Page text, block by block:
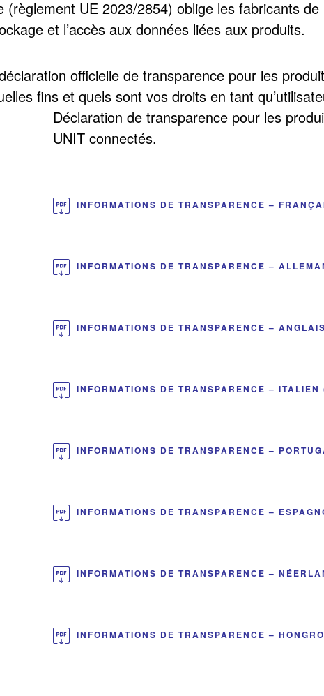
(règlement UE 2023/2854) oblige les fabricants
et l’accès aux données liées aux produits.
officielle de transparence pour les
fins et quels sont vos droits en tant
Déclaration de transparence pour les
UNIT connectés.
INFORMATIONS DE TRANSPARENCE –
INFORMATIONS DE TRANSPARENCE –
INFORMATIONS DE TRANSPARENCE –
INFORMATIONS DE TRANSPARENCE – ITALIEN
INFORMATIONS DE TRANSPARENCE –
INFORMATIONS DE TRANSPARENCE –
INFORMATIONS DE TRANSPARENCE –
INFORMATIONS DE TRANSPARENCE –